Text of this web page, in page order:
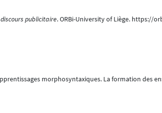
publicitaire. ORBi-University of Liège. https://
morphosyntaxiques. La formation des